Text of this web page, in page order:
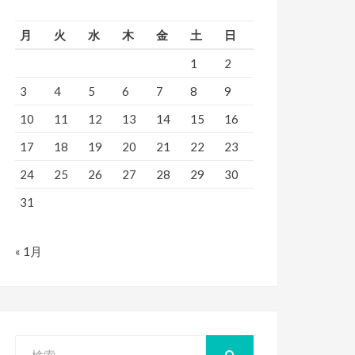
月 火 水 木 金 土
日
1
2
3
4 5 6 7 8
9
10
11 12 13 14 15
16
17
18 19 20 21 22
23
24
25 26 27 28 29
30
31
« 1月